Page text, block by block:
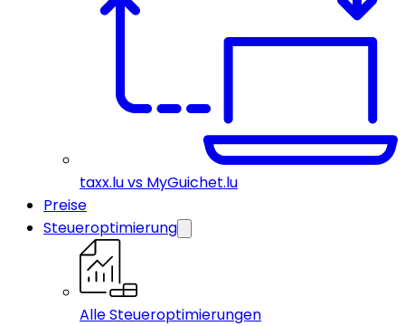
taxx.lu vs MyGuichet.lu
Preise
Steueroptimierung
Alle Steueroptimierungen